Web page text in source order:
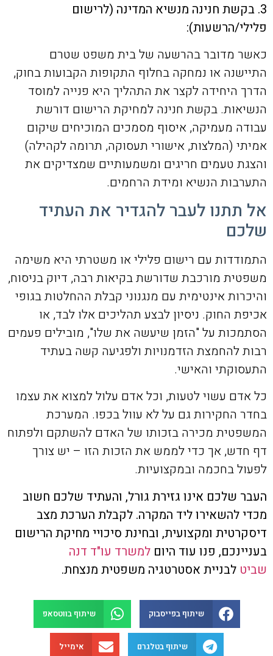
3. בקשת חנינה מנשיא המדינה (לרישום
פלילי/הרשעות):
כאשר מדובר בהרשעה של בית משפט שטרם
התיישנה או נמחקה בחלוף התקופות הקבועות בחוק,
הדרך היחידה לקצר את התהליך היא פנייה למוסד
הנשיאות. בקשת חנינה למחיקת הרישום דורשת
עבודה מעמיקה, איסוף מסמכים המוכיחים שיקום
אמיתי (המלצות, אישורי תעסוקה, תרומה לקהילה)
והצגת טעמים חריגים ומשמעותיים שמצדיקים את
התערבות הנשיא ומידת הרחמים.
אל תתנו לעבר להגדיר את העתיד
שלכם
התמודדות עם רישום פלילי או משטרתי היא משימה
משפטית מורכבת שדורשת בקיאות רבה, דיוק בניסוח,
והיכרות אינטימית עם מנגנוני קבלת ההחלטות בגופי
אכיפת החוק. ניסיון לבצע תהליכים אלו לבד, או
הסתמכות על "הזמן שיעשה את שלו", מובילים פעמים
רבות להחמצת הזדמנויות ולפגיעה קשה בעתיד
התעסוקתי והאישי.
כל אדם עשוי לטעות, וכל אדם עלול למצוא את עצמו
בחדר החקירות גם על לא עוול בכפו. המערכת
המשפטית מכירה בזכותו של האדם להשתקם ולפתוח
דף חדש, אך כדי לממש את הזכות הזו – יש צורך
לפעול בחכמה ובמקצועיות.
העבר שלכם אינו גזירת גורל, והעתיד שלכם חשוב
מכדי להשאירו ליד המקרה. לקבלת הערכת מצב
דיסקרטית ומקצועית, ובחינת סיכויי מחיקת הרישום
בעניינכם, פנו עוד היום למשרד עו"ד דנה
שביט לבניית אסטרטגיה משפטית מנצחת.
שיתוף בפייסבוק שיתוף בווטסאפ
שיתוף בטלגרם אימייל